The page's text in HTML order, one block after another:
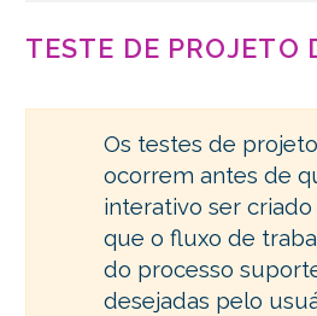
TESTE DE PROJETO
Os testes de
ocorrem antes de
interativo ser
que o fluxo de
do processo
desejadas pelo